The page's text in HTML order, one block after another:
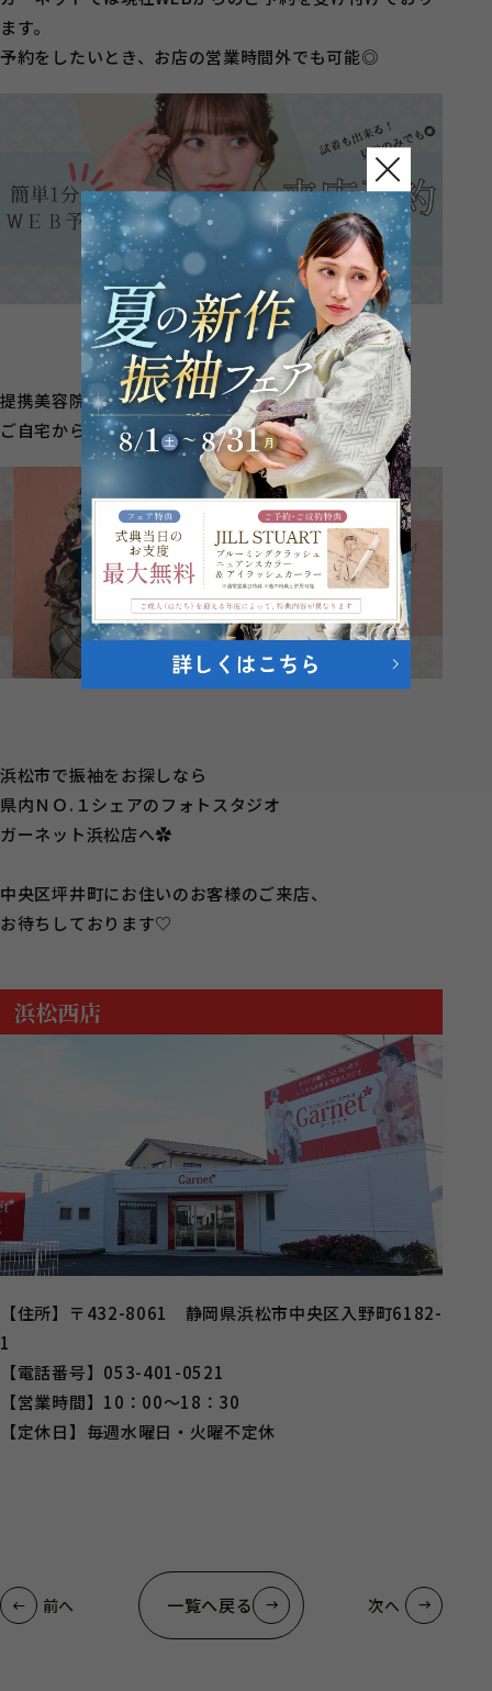
ます。
予約をしたいとき、お店の営業時間外でも可能◎
提携美容院もご用意！
ご自宅から近い提携美容院でのお支度も可能です！
浜松市で振袖をお探しなら
県内ＮＯ.１シェアのフォトスタジオ
ガーネット浜松店へ✿
中央区坪井町にお住いのお客様のご来店、
お待ちしております♡
【住所】〒432-8061 静岡県浜松市中央区入野町6182-
1
【電話番号】053-401-0521
【営業時間】10：00～18：30
【定休日】毎週水曜日・火曜不定休
前へ 一覧へ戻る 次へ